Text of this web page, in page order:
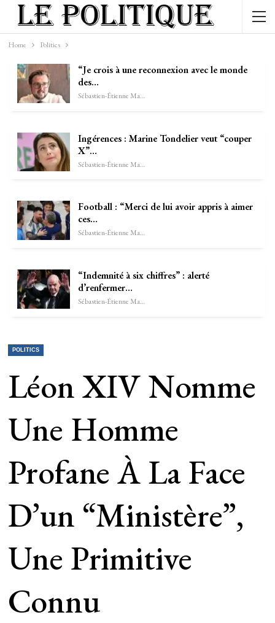
Home Politics
“Je crois à une reconnexion avec le monde
des…
Sébastien-Étienne Marechal
Ingérences : Marine Tondelier veut “couper
X”…
Sébastien-Étienne Marechal
Football : “Merci de lui avoir appris à aimer
ces…
Sébastien-Étienne Marechal
“Indemnité à six chiffres” : alerté
d’renfermer…
Sébastien-Étienne Marechal
POLITICS
Léon XIV Nomme
Une Homme
Profane À La Face
D’un “ministère”,
Une Primitive
Connu